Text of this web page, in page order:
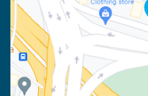
100023031
Matični broj:
07790937
Reklamacije
Povraćaj sredstava
Zamena veličine i zamena
Kako kupiti